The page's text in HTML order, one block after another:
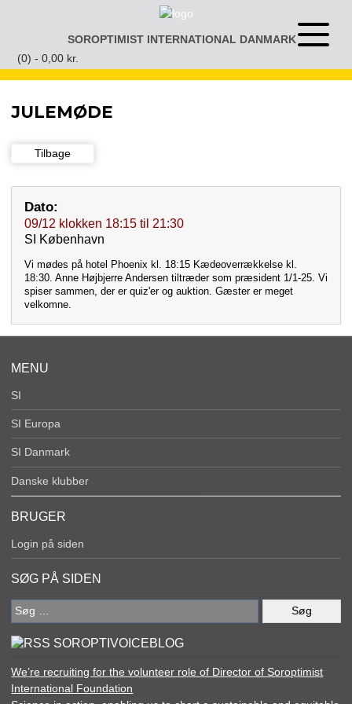
SOROPTIMIST INTERNATIONAL DANMARKÅben
menu
(0) - 0,00 kr.
JULEMØDE
Tilbage
Dato:
09/12 klokken 18:15 til 21:30
SI København
Vi mødes på hotel Phoenix kl. 18:15 Kædeoverrækkelse kl.
18:30. Anne Højbjerre Andersen tiltræder som præsident 1/1-25. Vi
spiser sammen, der er quiz'er og auktion. Gæster er meget
velkomne.
MENU
SI
SI Europa
SI Danmark
Danske klubber
BRUGER
Login på siden
SØG PÅ SIDEN
Søg
efter:
SOROPTIVOICEBLOG
We’re recruiting for the volunteer role of Director of Soroptimist
International Foundation